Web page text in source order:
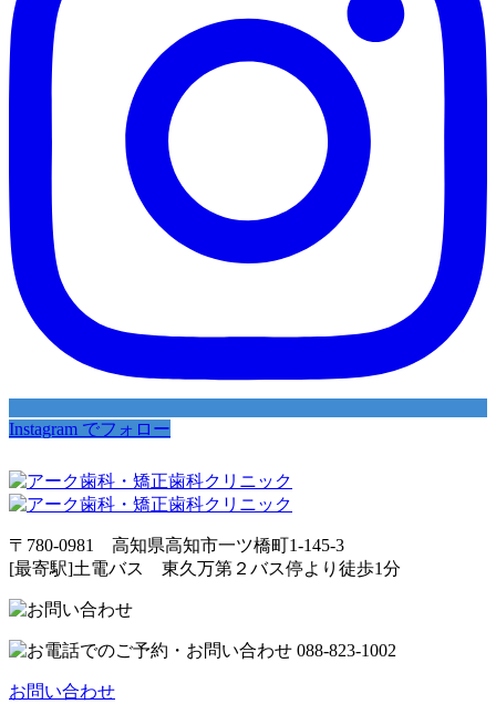
Instagram でフォロー
〒780-0981 高知県高知市一ツ橋町1-145-3
[最寄駅]土電バス 東久万第２バス停より徒歩1分
お問い合わせ